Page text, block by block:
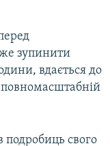
зупинити
вдається до
повномасштабній
свого